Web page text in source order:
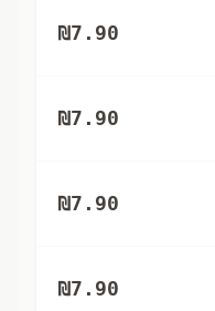
₪7.90
₪7.90
₪7.90
₪7.90